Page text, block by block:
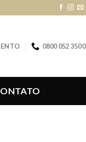
0800 052 3500